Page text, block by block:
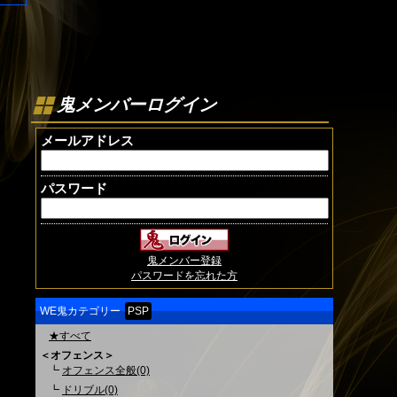
鬼メンバーログイン
メールアドレス
パスワード
鬼メンバー登録
パスワードを忘れた方
WE鬼カテゴリー
PSP
★すべて
＜オフェンス＞
┗ オフェンス全般(0)
┗ ドリブル(0)